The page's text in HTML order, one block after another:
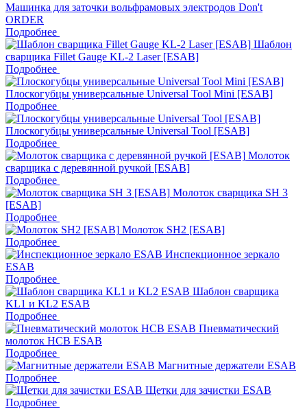
Машинка для заточки вольфрамовых электродов Don't
ORDER
Подробнее
Шаблон
сварщика Fillet Gauge KL-2 Laser [ESAB]
Подробнее
Плоскогубцы универсальные Universal Tool Mini [ESAB]
Подробнее
Плоскогубцы универсальные Universal Tool [ESAB]
Подробнее
Молоток
сварщика с деревянной ручкой [ESAB]
Подробнее
Молоток сварщика SH 3
[ESAB]
Подробнее
Молоток SH2 [ESAB]
Подробнее
Инспекционное зеркало
ESAB
Подробнее
Шаблон сварщика
KL1 и KL2 ESAB
Подробнее
Пневматический
молоток HCB ESAB
Подробнее
Магнитные держатели ESAB
Подробнее
Щетки для зачистки ESAB
Подробнее